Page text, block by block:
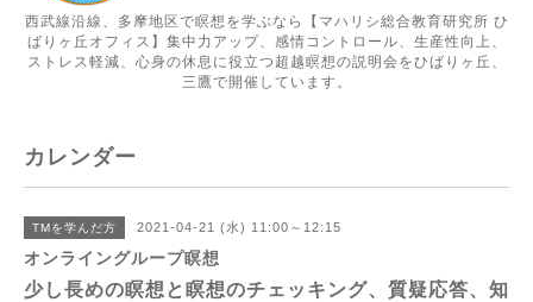
西武線沿線、多摩地区で瞑想を学ぶなら【マハリシ総合教育研究所 ひ
ばりヶ丘オフィス】集中力アップ、感情コントロール、生産性向上、
ストレス軽減、心身の休息に役立つ超越瞑想の説明会をひばりヶ丘、
三鷹で開催しています。
カレンダー
TMを学んだ方 2021-04-21 (水) 11:00～12:15
オンライングループ瞑想
少し長めの瞑想と瞑想のチェッキング、質疑応答、知